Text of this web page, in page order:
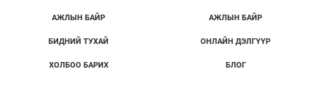
АЖЛЫН БАЙР
БИДНИЙ ТУХАЙ
ХОЛБОО БАРИХ
АЖЛЫН БАЙР
ОНЛАЙН ДЭЛГҮҮР
БЛОГ